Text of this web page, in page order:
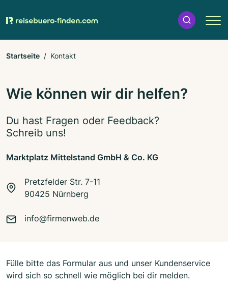
Startseite Kontakt
Wie können wir dir helfen?
Du hast Fragen oder Feedback?
Schreib uns!
Marktplatz Mittelstand GmbH & Co. KG
Pretzfelder Str. 7-11
90425 Nürnberg
info@firmenweb.de
Fülle bitte das Formular aus und unser Kundenservice
wird sich so schnell wie möglich bei dir melden.